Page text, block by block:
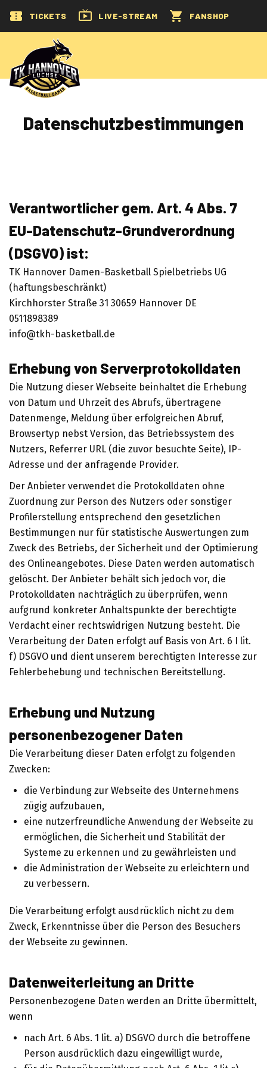
TICKETS LIVE-STREAM FANSHOP
Datenschutzbestimmungen
Verantwortlicher gem. Art. 4 Abs. 7
EU-Datenschutz-Grundverordnung
(DSGVO) ist:
TK Hannover Damen-Basketball Spielbetriebs UG
(haftungsbeschränkt)
Kirchhorster Straße 31 30659 Hannover DE
0511898389
info@tkh-basketball.de
Erhebung von Serverprotokolldaten
Die Nutzung dieser Webseite beinhaltet die Erhebung
von Datum und Uhrzeit des Abrufs, übertragene
Datenmenge, Meldung über erfolgreichen Abruf,
Browsertyp nebst Version, das Betriebssystem des
Nutzers, Referrer URL (die zuvor besuchte Seite), IP-
Adresse und der anfragende Provider.
Der Anbieter verwendet die Protokolldaten ohne
Zuordnung zur Person des Nutzers oder sonstiger
Profilerstellung entsprechend den gesetzlichen
Bestimmungen nur für statistische Auswertungen zum
Zweck des Betriebs, der Sicherheit und der Optimierung
des Onlineangebotes. Diese Daten werden automatisch
gelöscht. Der Anbieter behält sich jedoch vor, die
Protokolldaten nachträglich zu überprüfen, wenn
aufgrund konkreter Anhaltspunkte der berechtigte
Verdacht einer rechtswidrigen Nutzung besteht. Die
Verarbeitung der Daten erfolgt auf Basis von Art. 6 I lit.
f) DSGVO und dient unserem berechtigten Interesse zur
Fehlerbehebung und technischen Bereitstellung.
Erhebung und Nutzung
personenbezogener Daten
Die Verarbeitung dieser Daten erfolgt zu folgenden
Zwecken:
die Verbindung zur Webseite des Unternehmens
zügig aufzubauen,
eine nutzerfreundliche Anwendung der Webseite zu
ermöglichen, die Sicherheit und Stabilität der
Systeme zu erkennen und zu gewährleisten und
die Administration der Webseite zu erleichtern und
zu verbessern.
Die Verarbeitung erfolgt ausdrücklich nicht zu dem
Zweck, Erkenntnisse über die Person des Besuchers
der Webseite zu gewinnen.
Datenweiterleitung an Dritte
Personenbezogene Daten werden an Dritte übermittelt,
wenn
nach Art. 6 Abs. 1 lit. a) DSGVO durch die betroffene
Person ausdrücklich dazu eingewilligt wurde,